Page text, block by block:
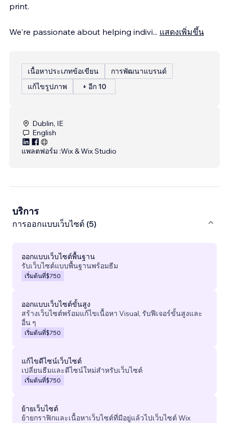
print.
We're passionate about helping indivi... แสดงเพิ่มขึ้น
เนื้อหาประเภทข้อเขียน
การพัฒนาแบรนด์
แก้ไขรูปภาพ
+ อีก 10
Dublin, IE
English
แพลตฟอร์ม :Wix & Wix Studio
บริการ
การออกแบบเว็บไซต์ (5)
ออกแบบเว็บไซต์พื้นฐาน
รับเว็บไซต์แบบพื้นฐานพร้อมธีม
เริ่มต้นที่$750
ออกแบบเว็บไซต์ขั้นสูง
สร้างเว็บไซต์พร้อมแก้ไขเนื้อหา Visual, รับฟีเจอร์ขั้นสูงและ
อื่น ๆ
เริ่มต้นที่$750
แก้ไขดีไซน์เว็บไซต์
เปลี่ยนธีมและดีไซน์ใหม่สำหรับเว็บไซต์
เริ่มต้นที่$750
ย้ายเว็บไซต์
ย้ายกราฟิกและเนื้อหาเว็บไซต์ที่มีอยู่แล้วไปเว็บไซต์ Wix